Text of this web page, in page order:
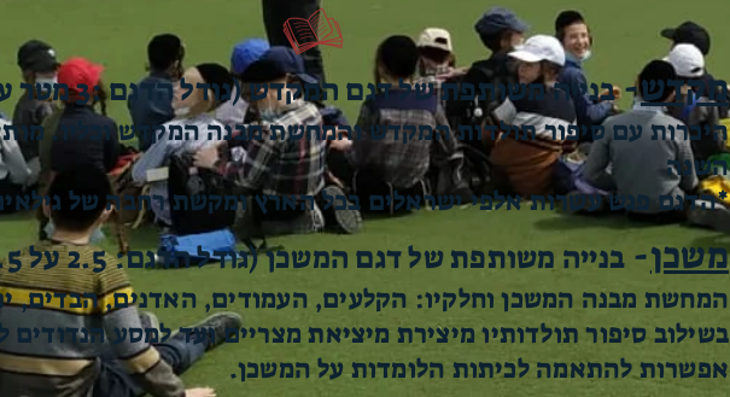
מקדש-בנייה משותפת של דגם המקדש (גודל הדגם :3 מטר על 2 מטר)
היכרות עם סיפור תולדות המקדש והמחשת מבנה המקדש וכליו.
השנה
*הדגם פגש עשרות אלפי ישראלים בכל הארץ ומקשת רחבה של
משכן- בנייה משותפת של דגם המשכן (גודל הדגם: 2.5 על 1.5 מטר)
המחשת מבנה המשכן וחלקיו: הקלעים, העמודים, האדנים, הבדים,
בשילוב סיפור תולדותיו מיצירת מיציאת מצריים ועד למסע הנדודים
אפשרות להתאמה לכיתות הלומדות על המשכן.